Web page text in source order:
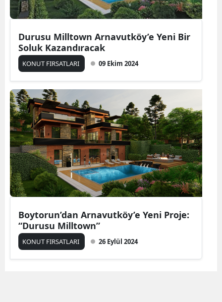
Durusu Milltown Arnavutköy’e Yeni Bir
Soluk Kazandıracak
KONUT FIRSATLARI 09 Ekim 2024
Boytorun’dan Arnavutköy’e Yeni Proje:
“Durusu Milltown”
KONUT FIRSATLARI 26 Eylül 2024